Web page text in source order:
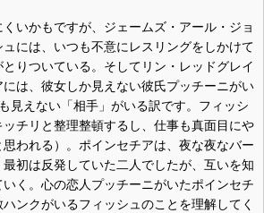
いかもですが、ジェームズ・アール・ジョ
には、いつも不意にレスリングをしかけて
りついている。そしてリン・レッドグレイ
は、彼女しか見えない彼氏プッチーニがい
見えない「相手」がいる訳です。フィッシ
チリと整理整頓するし、仕事も真面目にや
われる）。ポインセチアは、夜な夜なバー
初は反発していた二人でしたが、互いを知
く。心の恋人プッチーニがいたポインセチ
ンクがいるフィッシュのことを理解してく